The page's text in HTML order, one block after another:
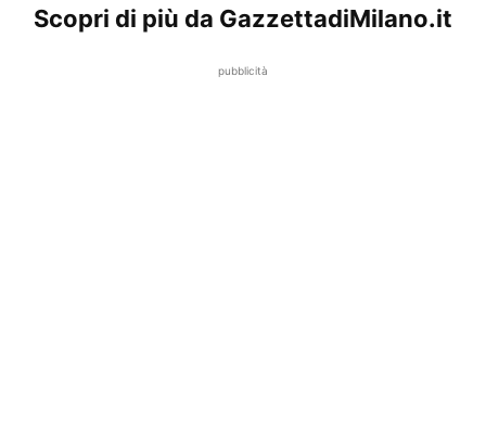
Scopri di più da GazzettadiMilano.it
pubblicità